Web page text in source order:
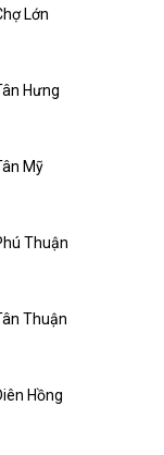
Lớn
Hưng
Mỹ
Thuận
Thuận
Hồng